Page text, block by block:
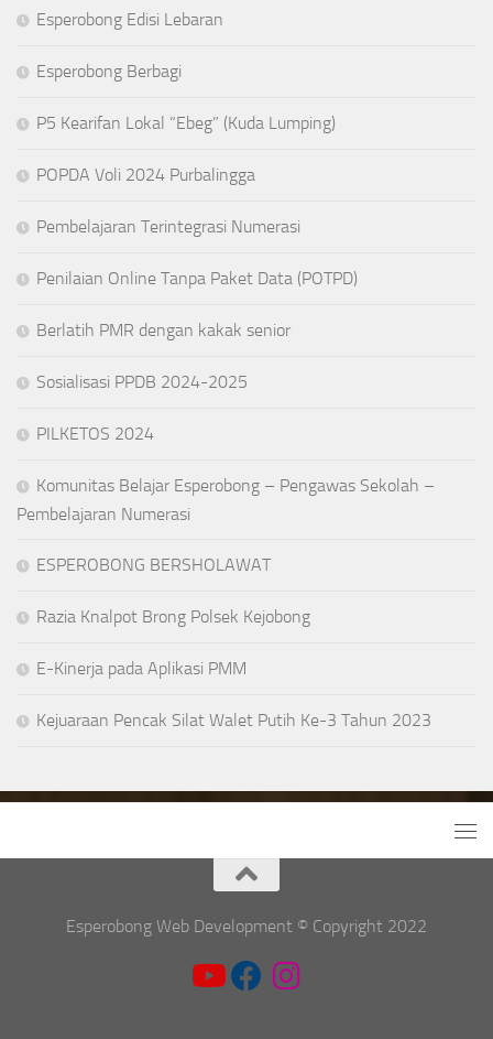
Esperobong Edisi Lebaran
Esperobong Berbagi
P5 Kearifan Lokal “Ebeg” (Kuda Lumping)
POPDA Voli 2024 Purbalingga
Pembelajaran Terintegrasi Numerasi
Penilaian Online Tanpa Paket Data (POTPD)
Berlatih PMR dengan kakak senior
Sosialisasi PPDB 2024-2025
PILKETOS 2024
Komunitas Belajar Esperobong – Pengawas Sekolah –
Pembelajaran Numerasi
ESPEROBONG BERSHOLAWAT
Razia Knalpot Brong Polsek Kejobong
E-Kinerja pada Aplikasi PMM
Kejuaraan Pencak Silat Walet Putih Ke-3 Tahun 2023
Esperobong Web Development © Copyright 2022